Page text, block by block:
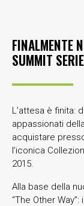
FINALMENTE
SUMMIT
L’attesa è finita:
appassionati
acquistare
l’iconica
2015.
Alla base della
“The Other